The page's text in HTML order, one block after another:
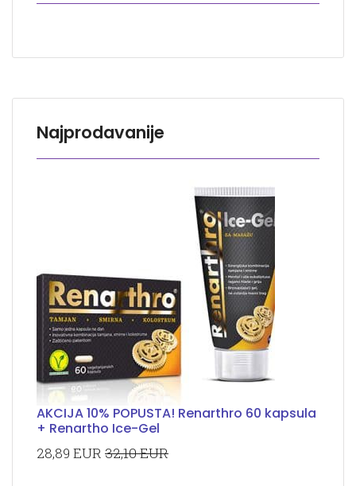
Najprodavanije
AKCIJA 10% POPUSTA! Renarthro 60 kapsula
+ Renartho Ice-Gel
28,89 EUR 32,10 EUR